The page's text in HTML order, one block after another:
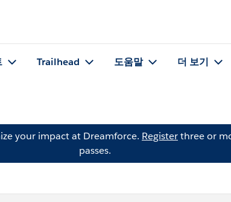
Trailhead 도움말 더 보기
your impact at Dreamforce. Registerthree or
passes.